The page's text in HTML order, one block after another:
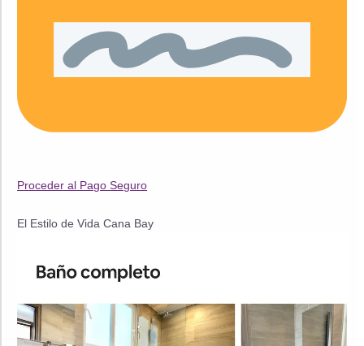
Proceder al Pago Seguro
El Estilo de Vida Cana Bay